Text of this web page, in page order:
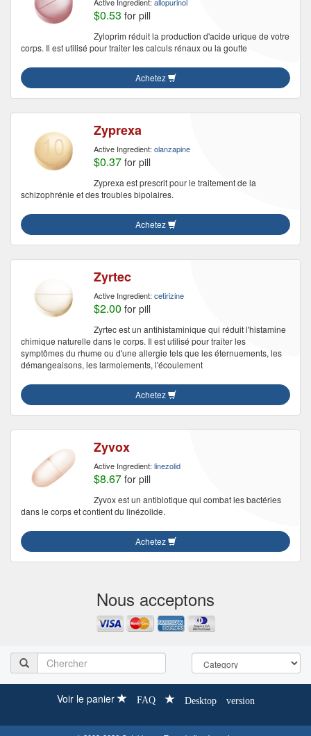
$0.53 for pill
Zyloprim réduit la production d'acide urique de votre
corps. Il est utilisé pour traiter les calculs rénaux ou la goutte
Achetez
Zyprexa
Active Ingredient: olanzapine
$0.37 for pill
Zyprexa est prescrit pour le traitement de la
schizophrénie et des troubles bipolaires.
Achetez
Zyrtec
Active Ingredient: cetirizine
$2.00 for pill
Zyrtec est un antihistaminique qui réduit l'histamine
chimique naturelle dans le corps. Il est utilisé pour traiter les
symptômes du rhume ou d'une allergie tels que les éternuements, les
démangeaisons, les larmoiements, l'écoulement
Achetez
Zyvox
Active Ingredient: linezolid
$8.67 for pill
Zyvox est un antibiotique qui combat les bactéries
dans le corps et contient du linézolide.
Achetez
Nous acceptons
Voir le panier FAQ Desktop version